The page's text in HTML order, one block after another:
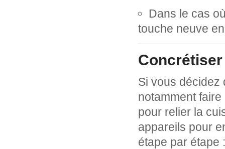
Dans le cas
touche neuve
Si vous décidez
notamment
pour relier la
appareils pour
étape par étape :